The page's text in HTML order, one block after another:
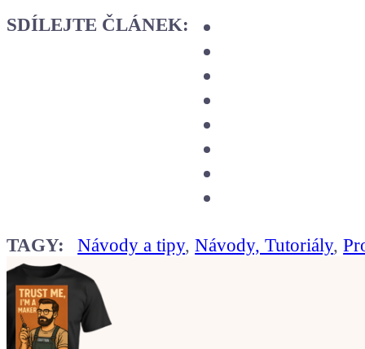
SDÍLEJTE ČLÁNEK:
TAGY: Návody a tipy,Návody, Tutoriály,